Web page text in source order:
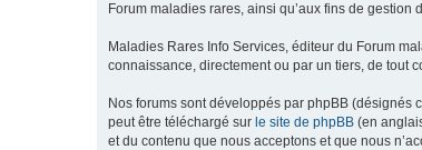
Forum maladies rares, ainsi qu’aux fins de gestion
Maladies Rares Info Services, éditeur du Forum
connaissance, directement ou par un tiers, de tout
Nos forums sont développés par phpBB
peut être téléchargé sur le site de phpBB (en
et du contenu que nous acceptons et que nous